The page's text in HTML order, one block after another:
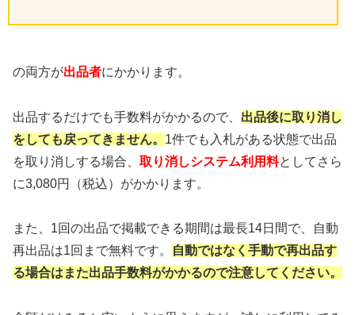
の両方が出品者にかかります。
出品するだけでも手数料がかかるので、 出品後に取り消し
をしても戻ってきません。 1件でも入札がある状態で出品
を取り消しする場合、 取り消しシステム利用料としてさら
に3,080円（税込）がかかります。
また、1回の出品で掲載できる期間は最長14日間で、自動
再出品は1回まで無料です。
自動ではなく手動で再出品す
る場合は また出品手数料がかかるので注意してください。